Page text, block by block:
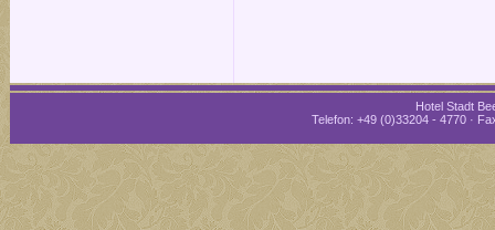
Hotel Stadt
Telefon: +49 (0)33204 - 4770 ·